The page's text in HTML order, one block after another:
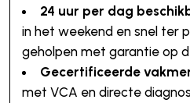
24 uur per dag
in het weekend en snel ter
geholpen met garantie op
Gecertificeerde
met VCA en directe